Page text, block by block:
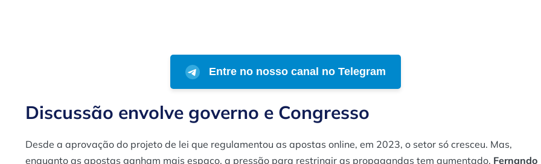
Entre no nosso canal no Telegram
Discussão envolve governo e Congresso
Desde a aprovação do projeto de lei que regulamentou as apostas online, em 2023, o setor só cresceu. Mas,
enquanto as apostas ganham mais espaço, a pressão para restringir as propagandas tem aumentado. Fernando